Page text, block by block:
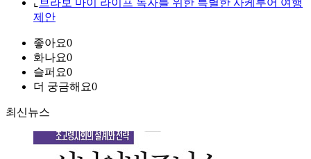
⌞ 브라보 마이 라이프 독자를 위한 특별한 사케투어 여행
제안
좋아요0
화나요0
슬퍼요0
더 궁금해요0
최신뉴스